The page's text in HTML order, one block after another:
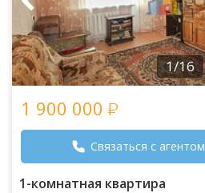
1/16
1 900 000
Связаться с агентом
1-комнатная квартира